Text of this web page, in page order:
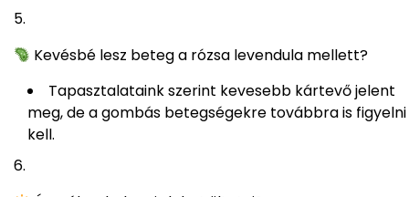
Kevésbé lesz beteg a rózsa levendula mellett?
Tapasztalataink szerint kevesebb kártevő jelent
meg, de a gombás betegségekre továbbra is figyelni
kell.